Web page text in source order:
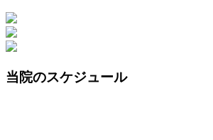
当院のスケジュール